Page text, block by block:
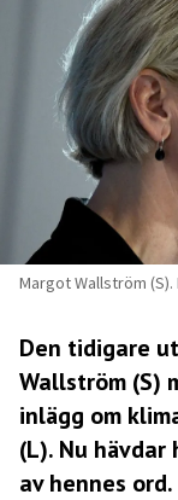
Margot Wallström
Den tidigare
Wallström (S)
inlägg om
(L). Nu
av hennes ord.